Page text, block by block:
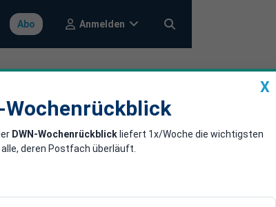
Abo Anmelden
X
Wochenrückblick
DWN-Wochenrückblick liefert 1x/Woche die wichtigsten
deren Postfach überläuft.